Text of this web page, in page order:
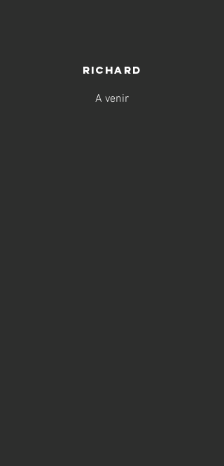
richard
A venir